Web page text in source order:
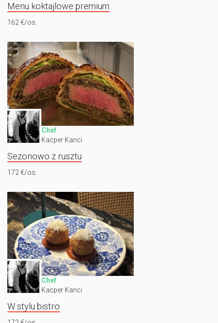
Menu koktajlowe premium
162 €/os.
Chef
Kacper Kanci
Sezonowo z rusztu
172 €/os.
Chef
Kacper Kanci
W stylu bistro